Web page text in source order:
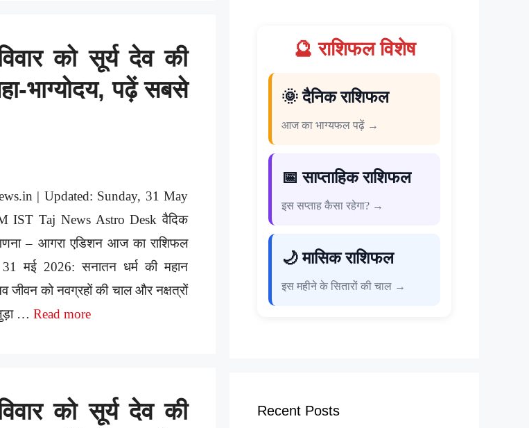
को सूर्य देव की
भाग्योदय, पढ़ें सबसे
| Updated: Sunday, 31 May
IST Taj News Astro Desk वैदिक
– आगरा एडिशन आज का राशिफल
मई 2026: सनातन धर्म की महान
जीवन को नवग्रहों की चाल और नक्षत्रों
… Read more
को सूर्य देव की
🔮 राशिफल विशेष
🌞 दैनिक राशिफल
आज का भाग्यफल पढ़ें →
📅 साप्ताहिक राशिफल
इस सप्ताह कैसा रहेगा? →
🌙 मासिक राशिफल
इस महीने के सितारों की चाल →
Recent Posts